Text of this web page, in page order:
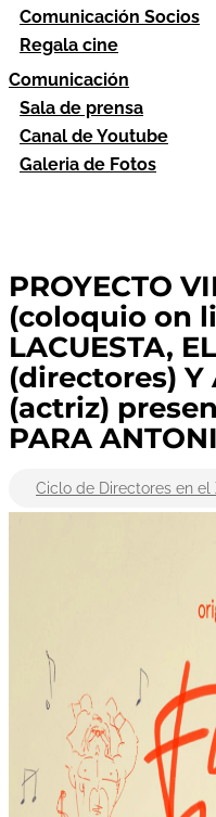
Comunicación Socios
Regala cine
Comunicación
Sala de prensa
Canal de Youtube
Galeria de Fotos
PROYECTO
(coloquio on
LACUESTA,
(directores) Y
(actriz)
PARA
Ciclo de Directores en el